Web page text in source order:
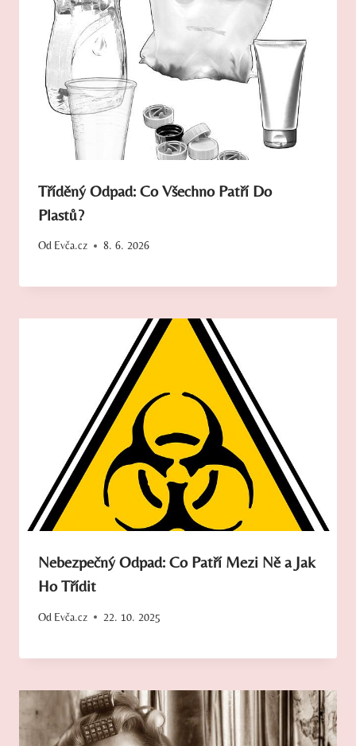
Tříděný Odpad: Co Všechno Patří Do
Plastů?
Od Evča.cz 8. 6. 2026
Nebezpečný Odpad: Co Patří Mezi Ně a Jak
Ho Třídit
Od Evča.cz 22. 10. 2025